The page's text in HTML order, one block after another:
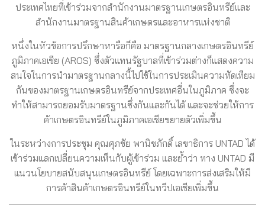
ประเทศไทยที่เข้าร่วมจากสำนักงานมาตรฐานเกษตรอินทรีย์และ
สำนักงานมาตรฐานสินค้าเกษตรและอาหารแห่งชาติ
หนึ่งในหัวข้อการปรึกษาหารือก็คือ มาตรฐานกลางเกษตรอินทรีย์
ภูมิภาคเอเชีย (AROS) ซึ่งตัวแทนรัฐบาลที่เข้าร่วมต่างก็แสดงความ
สนใจในการนำมาตรฐานกลางนี้ไปใช้ในการประเมินความทัดเทียม
กันของมาตรฐานเกษตรอินทรีย์จากประเทศอื่นในภูมิภาค ซึ่งจะ
ทำให้สามารถยอมรับมาตรฐานซึ่งกันและกันได้ และจะช่วยให้การ
ค้าเกษตรอินทรีย์ในภูมิภาคเอเชียขยายตัวเพิ่มขึ้น
ในระหว่างการประชุม คุณศุภชัย พานิชภักดิ์ เลขาธิการ UNTAD ได้
เข้าร่วมแลกเปลี่ยนความเห็นกับผู้เข้าร่วม และย้ำว่า ทาง UNTAD มี
แนวนโยบายสนับสนุนเกษตรอินทรีย์ โดยเฉพาะการส่งเสริมให้มี
การค้าสินค้าเกษตรอินทรีย์ในทวีปเอเชียเพิ่มขึ้น